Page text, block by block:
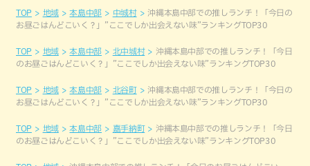
TOP 地域 本島中部 中城村
沖縄本島中部での推しランチ！「今日の
お昼ごはんどこいく？」”ここでしか出会えない味”ランキングTOP30
TOP 地域 本島中部 北中城村
沖縄本島中部での推しランチ！「今日
のお昼ごはんどこいく？」”ここでしか出会えない味”ランキングTOP30
TOP 地域 本島中部 北谷町
沖縄本島中部での推しランチ！「今日の
お昼ごはんどこいく？」”ここでしか出会えない味”ランキングTOP30
TOP 地域 本島中部 嘉手納町
沖縄本島中部での推しランチ！「今日
のお昼ごはんどこいく？」”ここでしか出会えない味”ランキングTOP30